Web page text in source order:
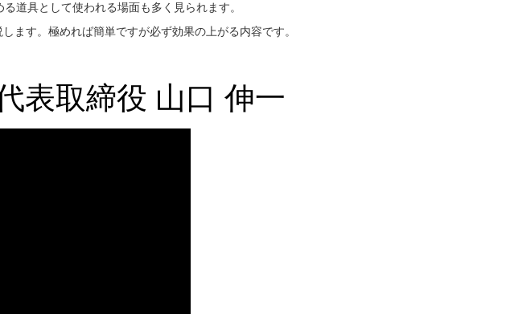
道具として使われる場面も多く見られます。
ます。極めれば簡単ですが必ず効果の上がる内容です。
表取締役 山口 伸一